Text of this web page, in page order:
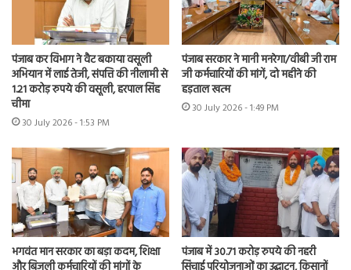
पंजाब कर विभाग ने वैट बकाया वसूली
अभियान में लाई तेजी, संपत्ति की नीलामी से
1.21 करोड़ रुपये की वसूली, हरपाल सिंह
चीमा
30 July 2026 - 1:53 PM
पंजाब सरकार ने मानी मनरेगा/वीबी जी राम
जी कर्मचारियों की मांगें, दो महीने की
हड़ताल खत्म
30 July 2026 - 1:49 PM
भगवंत मान सरकार का बड़ा कदम, शिक्षा
पंजाब में 30.71 करोड़ रुपये की नहरी